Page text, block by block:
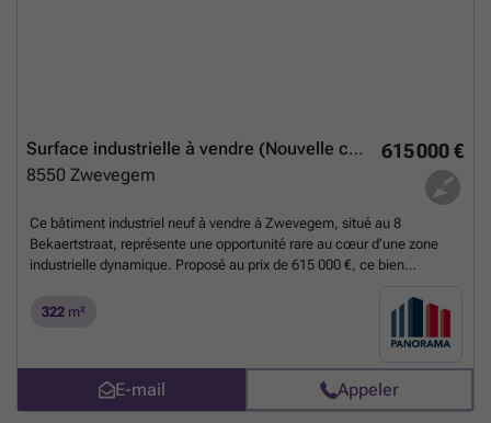
615 000 €
Surface industrielle à vendre (Nouvelle construction)
8550 Zwevegem
Ce bâtiment industriel neuf à vendre à Zwevegem, situé au 8
Bekaertstraat, représente une opportunité rare au cœur d’une zone
industrielle dynamique. Proposé au prix de 615 000 €, ce bien
de 322 m² sur une parcelle de même superficie. Il se compose d’un
des revêtements de sol en carrelage céramique, des installations
électriques avec prises, interrupteurs et points lumineux, ainsi que
d’équipements contemporains comme la vidéophonie, un sanitaire
intégré, une unité extérieure individuelle pour le système de
322 m²
E-mail Appeler